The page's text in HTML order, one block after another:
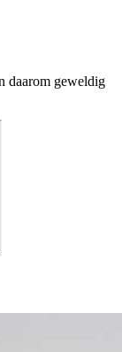
daarom geweldig